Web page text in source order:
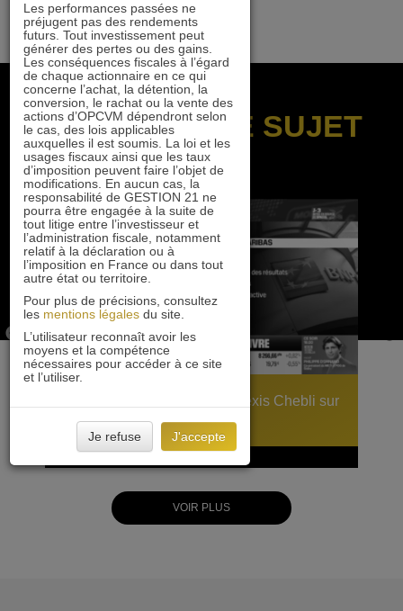
SUR LE MÊME SUJET
BNP Paribas : interview d’Alexis Chebli sur
BFM Bourse
VOIR PLUS
Les performances passées ne
préjugent pas des rendements
futurs. Tout investissement peut
générer des pertes ou des gains.
Les conséquences fiscales à l’égard
de chaque actionnaire en ce qui
concerne l’achat, la détention, la
conversion, le rachat ou la vente des
actions d’OPCVM dépendront selon
le cas, des lois applicables
auxquelles il est soumis. La loi et les
usages fiscaux ainsi que les taux
d’imposition peuvent faire l’objet de
modifications. En aucun cas, la
responsabilité de GESTION 21 ne
pourra être engagée à la suite de
tout litige entre l’investisseur et
l’administration fiscale, notamment
relatif à la déclaration ou à
l’imposition en France ou dans tout
autre état ou territoire.
Pour plus de précisions, consultez
les mentions légales du site.
L’utilisateur reconnaît avoir les
moyens et la compétence
nécessaires pour accéder à ce site
et l’utiliser.
Je refuse J'accepte